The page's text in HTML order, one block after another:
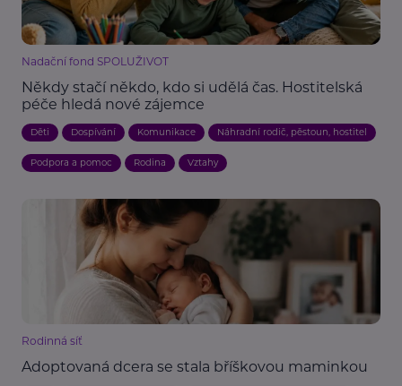
Nadační fond SPOLUŽIVOT
Někdy stačí někdo, kdo si udělá čas. Hostitelská
péče hledá nové zájemce
Děti Dospívání Komunikace Náhradní rodič, pěstoun, hostitel
Podpora a pomoc Rodina Vztahy
Rodinná síť
Adoptovaná dcera se stala bříškovou maminkou